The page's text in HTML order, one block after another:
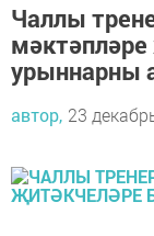
Чаллы
урыннарны
автор, 23